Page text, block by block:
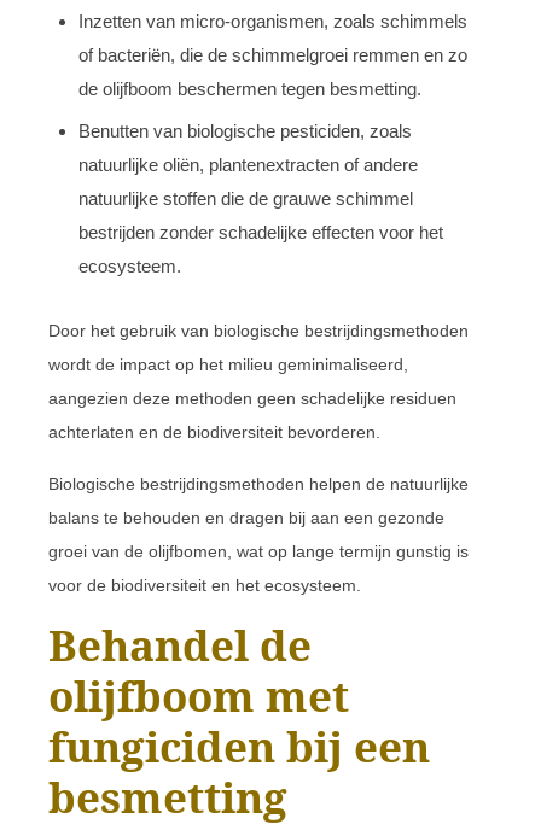
Inzetten van micro-organismen, zoals schimmels
of bacteriën, die de schimmelgroei remmen en zo
de olijfboom beschermen tegen besmetting.
Benutten van biologische pesticiden, zoals
natuurlijke oliën, plantenextracten of andere
natuurlijke stoffen die de grauwe schimmel
bestrijden zonder schadelijke effecten voor het
ecosysteem.
Door het gebruik van biologische bestrijdingsmethoden
wordt de impact op het milieu geminimaliseerd,
aangezien deze methoden geen schadelijke residuen
achterlaten en de biodiversiteit bevorderen.
Biologische bestrijdingsmethoden helpen de natuurlijke
balans te behouden en dragen bij aan een gezonde
groei van de olijfbomen, wat op lange termijn gunstig is
voor de biodiversiteit en het ecosysteem.
Behandel de
olijfboom met
fungiciden bij een
besmetting